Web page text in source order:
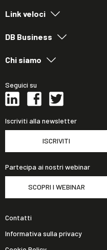
Link veloci
DB Business
Chi siamo
Seguici su
Iscriviti alla newsletter
ISCRIVITI
Partecipa ai nostri webinar
SCOPRI I WEBINAR
Contatti
Informativa sulla privacy